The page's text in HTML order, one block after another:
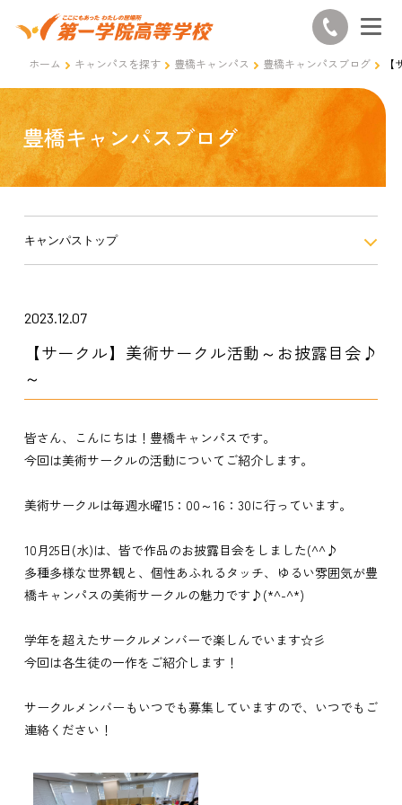
ホーム キャンパスを探す 豊橋キャンパス 豊橋キャンパスブログ
豊橋キャンパスブログ
キャンパストップ
2023.12.07
【サークル】美術サークル活動～お披露目会♪
～
皆さん、こんにちは！豊橋キャンパスです。
今回は美術サークルの活動についてご紹介します。
美術サークルは毎週水曜15：00～16：30に行っています。
10月25日(水)は、皆で作品のお披露目会をしました(^^♪
多種多様な世界観と、個性あふれるタッチ、ゆるい雰囲気が豊
橋キャンパスの美術サークルの魅力です♪(*^-^*)
学年を超えたサークルメンバーで楽しんでいます☆彡
今回は各生徒の一作をご紹介します！
サークルメンバーもいつでも募集していますので、いつでもご
連絡ください！